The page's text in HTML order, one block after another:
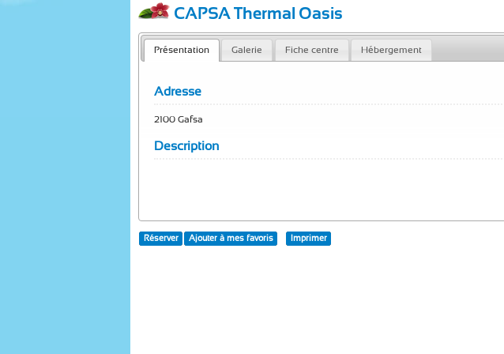
CAPSA Thermal Oasis
Présentation Galerie Fiche centre Hébergement
Adresse
2100 Gafsa
Description
Réserver Ajouter à mes favoris Imprimer